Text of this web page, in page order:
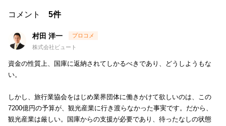
コメント 5件
村田 洋一
株式会社ビュート
資金の性質上、国庫に返納されてしかるべきであり、どうしようもな
い。
しかし、旅行業協会をはじめ業界団体に働きかけて欲しいのは、この
7200億円の予算が、観光産業に行き渡らなかった事実です。だから、
観光産業は厳しい。国庫からの支援が必要であり、待ったなしの状態